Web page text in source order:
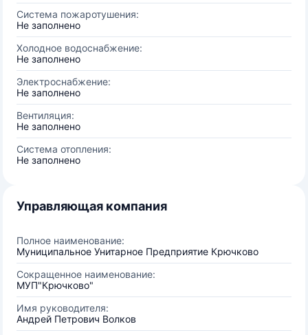
Система пожаротушения:
Не заполнено
Холодное водоснабжение:
Не заполнено
Электроснабжение:
Не заполнено
Вентиляция:
Не заполнено
Система отопления:
Не заполнено
Управляющая компания
Полное наименование:
Муниципальное Унитарное Предприятие Крючково
Сокращенное наименование:
МУП"Крючково"
Имя руководителя:
Андрей Петрович Волков